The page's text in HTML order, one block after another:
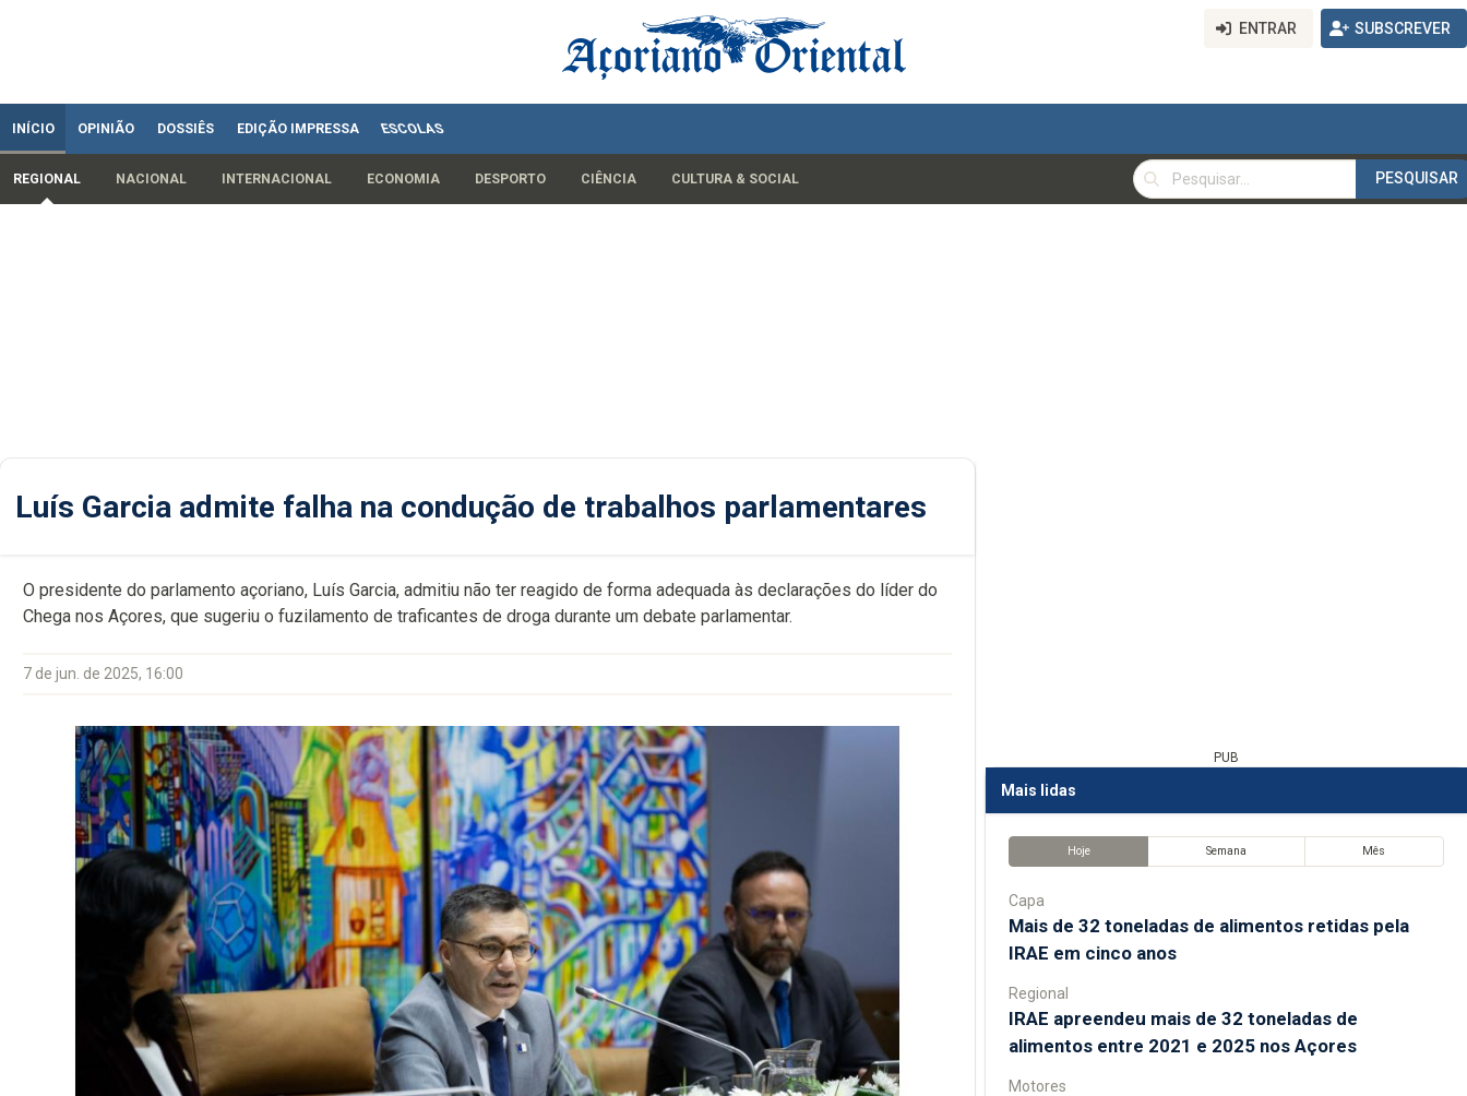
ENTRAR SUBSCREVER
INÍCIO OPINIÃO DOSSIÊS EDIÇÃO IMPRESSA ESCOLAS
REGIONAL NACIONAL INTERNACIONAL ECONOMIA DESPORTO CIÊNCIA CULTURA & SOCIAL
PESQUISAR
PESQUISAR
Luís Garcia admite falha na condução de trabalhos parlamentares
O presidente do parlamento açoriano, Luís Garcia, admitiu não ter reagido de forma adequada às declarações do líder do
Chega nos Açores, que sugeriu o fuzilamento de traficantes de droga durante um debate parlamentar.
7 de jun. de 2025, 16:00
PUB
Mais lidas
Hoje Semana Mês
Capa
Mais de 32 toneladas de alimentos retidas pela
IRAE em cinco anos
Regional
IRAE apreendeu mais de 32 toneladas de
alimentos entre 2021 e 2025 nos Açores
Motores